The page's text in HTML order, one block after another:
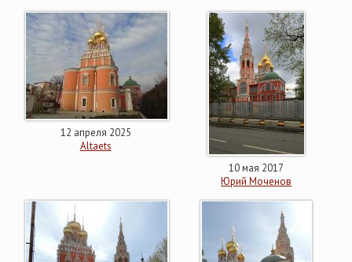
12 апреля 2025
Altaets
10 мая 2017
Юрий Моченов